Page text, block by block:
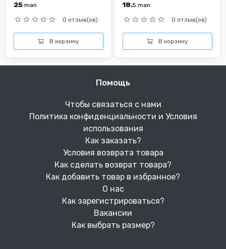
25 man
0 отзыв(ов)
В корзину
18.5 man
0 отзыв(ов)
В корзину
Помощь
Чтобы связаться с нами
Политика конфиденциальности и Условия
использования
Как заказать?
Условия возврата товара
Как сделать возврат товара?
Как добавить товар в избранное?
О нас
Как зарегистрироваться?
Вакансии
Как выбрать размер?